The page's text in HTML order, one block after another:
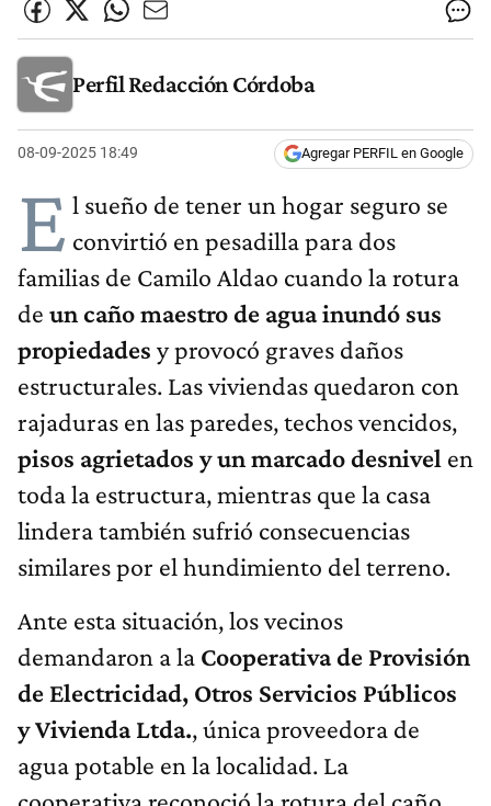
Perfil Redacción Córdoba
08-09-2025 18:49 Agregar PERFIL en Google
E l sueño de tener un hogar seguro se
convirtió en pesadilla para dos
familias de Camilo Aldao cuando la rotura
de un caño maestro de agua inundó sus
propiedades y provocó graves daños
estructurales. Las viviendas quedaron con
rajaduras en las paredes, techos vencidos,
pisos agrietados y un marcado desnivel en
toda la estructura, mientras que la casa
lindera también sufrió consecuencias
similares por el hundimiento del terreno.
Ante esta situación, los vecinos
demandaron a la Cooperativa de Provisión
de Electricidad, Otros Servicios Públicos
y Vivienda Ltda., única proveedora de
agua potable en la localidad. La